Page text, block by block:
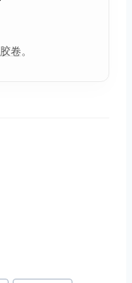
胶卷。